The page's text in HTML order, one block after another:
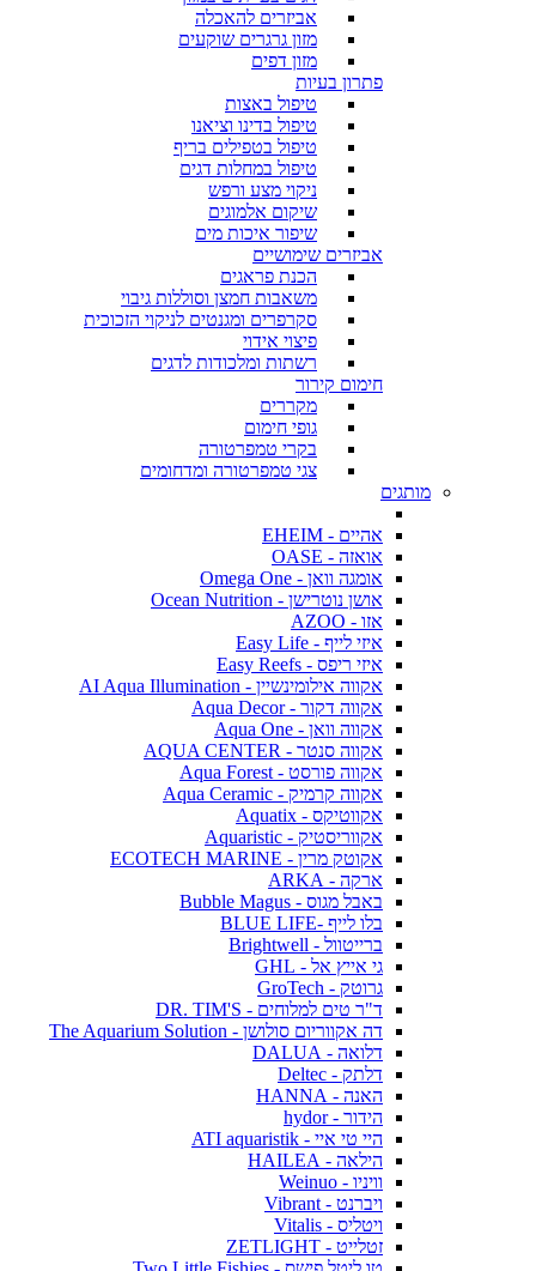
אביזרים להאכלה
מזון גרגרים שוקעים
מזון דפים
פתרון בעיות
טיפול באצות
טיפול בדינו וציאנו
טיפול בטפילים בריף
טיפול במחלות דגים
ניקוי מצע ורפש
שיקום אלמוגים
שיפור איכות מים
אביזרים שימושיים
הכנת פראגים
משאבות חמצן וסוללות גיבוי
סקרפרים ומגנטים לניקוי הזכוכית
פיצוי אידוי
רשתות ומלכודות לדגים
חימום קירור
מקררים
גופי חימום
בקרי טמפרטורה
צגי טמפרטורה ומדחומים
מותגים
אהיים - EHEIM
אואזה - OASE
אומגה וואן - Omega One
אושן נוטרישן - Ocean Nutrition
אזו - AZOO
איזי לייף - Easy Life
איזי ריפס - Easy Reefs
אקווה אילומינשיין - AI Aqua Illumination
אקווה דקור - Aqua Decor
אקווה וואן - Aqua One
אקווה סנטר - AQUA CENTER
אקווה פורסט - Aqua Forest
אקווה קרמיק - Aqua Ceramic
אקווטיקס - Aquatix
אקווריסטיק - Aquaristic
אקוטק מרין - ECOTECH MARINE
ארקה - ARKA
באבל מגוס - Bubble Magus
בלו לייף -BLUE LIFE
ברייטוול - Brightwell
גי אייץ אל - GHL
גרוטק - GroTech
ד"ר טים למלוחים - DR. TIM'S
דה אקווריום סולושן - The Aquarium Solution
דלואה - DALUA
דלתק - Deltec
האנה - HANNA
הידור - hydor
היי טי איי - ATI aquaristik
הילאה - HAILEA
וויניו - Weinuo
ויברנט - Vibrant
ויטליס - Vitalis
זטלייט - ZETLIGHT